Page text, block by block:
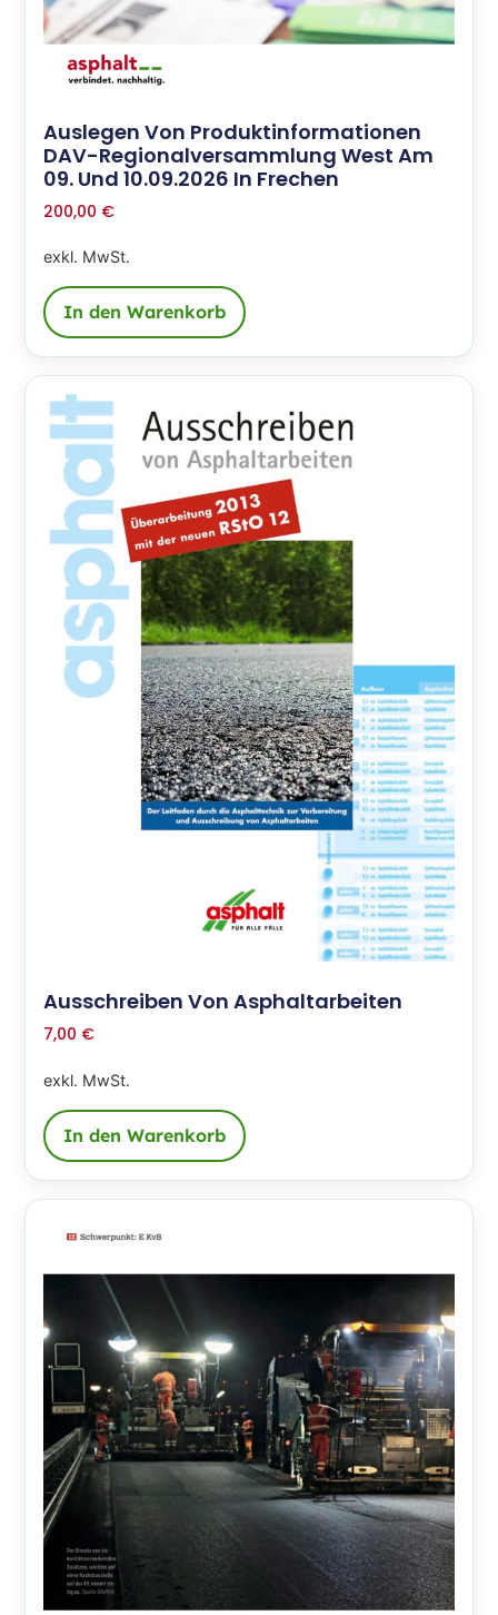
Auslegen Von Produktinformationen
DAV-Regionalversammlung West Am
09. Und 10.09.2026 In Frechen
200,00 €
exkl. MwSt.
In den Warenkorb
Ausschreiben Von Asphaltarbeiten
7,00 €
exkl. MwSt.
In den Warenkorb